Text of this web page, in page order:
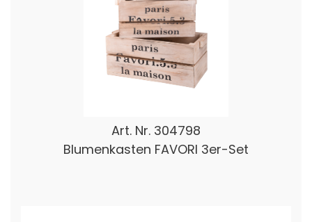
Art. Nr. 304798
Blumenkasten FAVORI 3er-Set